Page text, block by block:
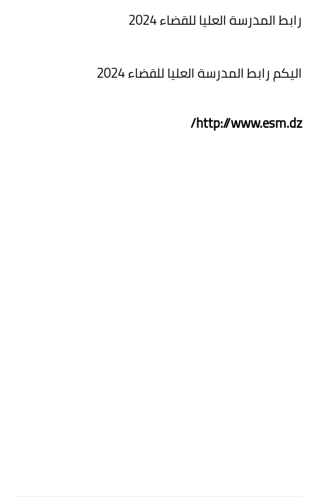
رابط المدرسة العليا للقضاء 2024
اليكم رابط المدرسة العليا للقضاء 2024
http://www.esm.dz/